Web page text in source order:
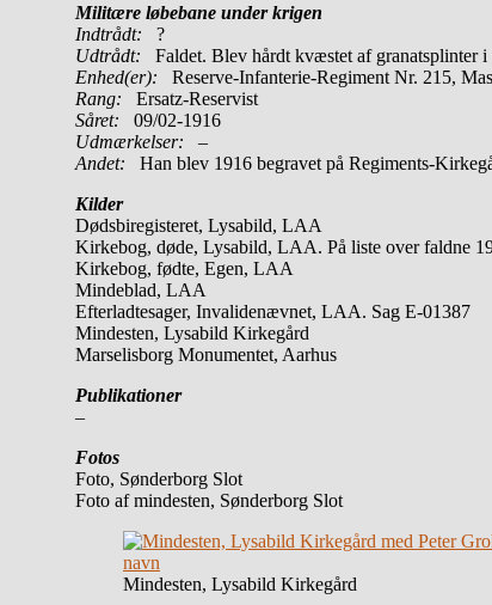
Militære løbebane under krigen
Indtrådt: ?
Udtrådt: Faldet. Blev hårdt kvæstet af granatsplinter i
Enhed(er):
Reserve-Infanterie-Regiment Nr. 215,
Rang:
Ersatz-Reservist
Såret: 09/02-1916
Udmærkelser: –
Andet: Han blev 1916 begravet på Regiments-
Kilder
Dødsbiregisteret, Lysabild, LAA
Kirkebog, døde, Lysabild, LAA. På liste over faldne
Kirkebog, fødte, Egen, LAA
Mindeblad, LAA
Efterladtesager, Invalidenævnet, LAA. Sag E-01387
Mindesten, Lysabild Kirkegård
Marselisborg Monumentet, Aarhus
Publikationer
–
Fotos
Foto, Sønderborg Slot
Foto af mindesten, Sønderborg Slot
Mindesten, Lysabild Kirkegård